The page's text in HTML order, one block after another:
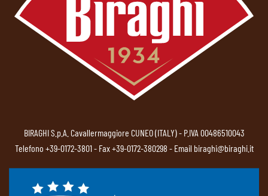
BIRAGHI S.p.A. Cavallermaggiore CUNEO (ITALY) - P.IVA 00486510043
Telefono +39-0172-3801- Fax +39-0172-380298 - Email biraghi@biraghi.it